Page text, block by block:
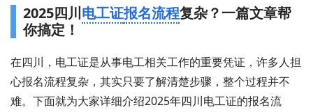
2025四川 电工证报名流程复杂？一篇文章帮
你搞定！
在四川，电工证是从事电工相关工作的重要凭证，许多人担
心报名流程复杂，其实只要了解清楚步骤，整个过程并不
难。下面就为大家详细介绍2025年四川电工证的报名流